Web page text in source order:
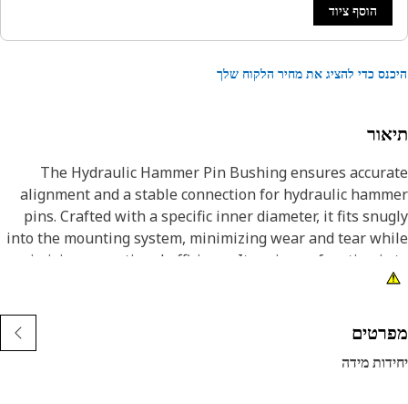
הוסף ציוד
כדי להציג את מחיר הלקוח שלך
The Hydraulic Hammer Pin Bushing ensures
alignment and a stable connection for hydraulic
pins. Crafted with a specific inner diameter, it fits
into the mounting system, minimizing wear and tear
maximizing operational efficiency. Its primary function
support and facilitate the movement of hydraulic
lifespan of the
מידה